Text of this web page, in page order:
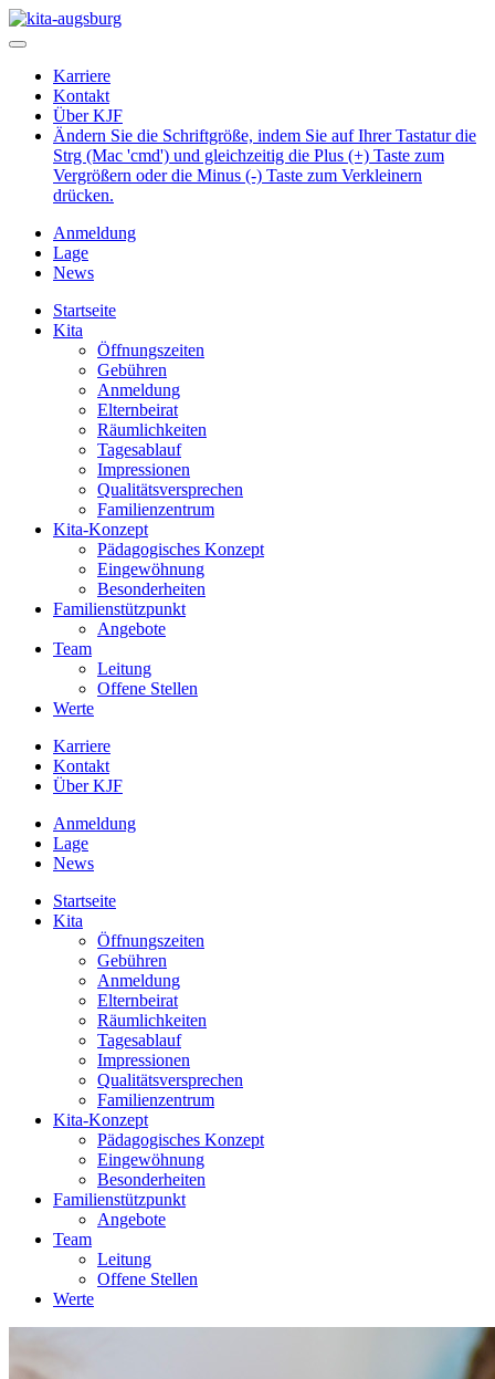
Karriere
Kontakt
Über KJF
Ändern Sie die Schriftgröße, indem Sie auf Ihrer Tastatur die
Strg (Mac 'cmd') und gleichzeitig die Plus (+) Taste zum
Vergrößern oder die Minus (-) Taste zum Verkleinern
drücken.
Anmeldung
Lage
News
Startseite
Kita
Öffnungszeiten
Gebühren
Anmeldung
Elternbeirat
Räumlichkeiten
Tagesablauf
Impressionen
Qualitätsversprechen
Familienzentrum
Kita-Konzept
Pädagogisches Konzept
Eingewöhnung
Besonderheiten
Familienstützpunkt
Angebote
Team
Leitung
Offene Stellen
Werte
Karriere
Kontakt
Über KJF
Anmeldung
Lage
News
Startseite
Kita
Öffnungszeiten
Gebühren
Anmeldung
Elternbeirat
Räumlichkeiten
Tagesablauf
Impressionen
Qualitätsversprechen
Familienzentrum
Kita-Konzept
Pädagogisches Konzept
Eingewöhnung
Besonderheiten
Familienstützpunkt
Angebote
Team
Leitung
Offene Stellen
Werte